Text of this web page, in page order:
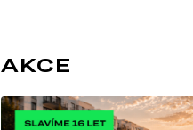
AKCE